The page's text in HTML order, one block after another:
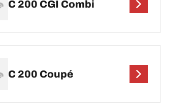
C 200 CGI Combi
C 200 Coupé